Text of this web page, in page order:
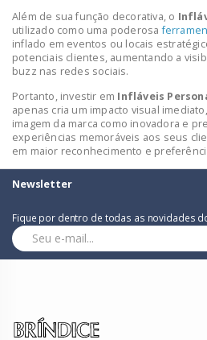
Além de sua função decorativa, o
utilizado como uma poderosa
inflado em eventos ou locais
potenciais clientes, aumentando a
buzz nas redes sociais.
Portanto, investir em Infláveis
apenas cria um impacto visual
imagem da marca como inovadora e
experiências memoráveis aos seus
em maior reconhecimento e
Newsletter
Fique por dentro de todas as novidades